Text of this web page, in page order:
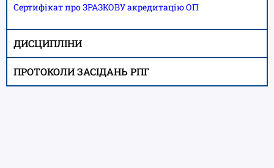
Сертифікат про ЗРАЗКОВУ акредитацію ОП
ДИСЦИПЛІНИ
ПРОТОКОЛИ ЗАСІДАНЬ РПГ